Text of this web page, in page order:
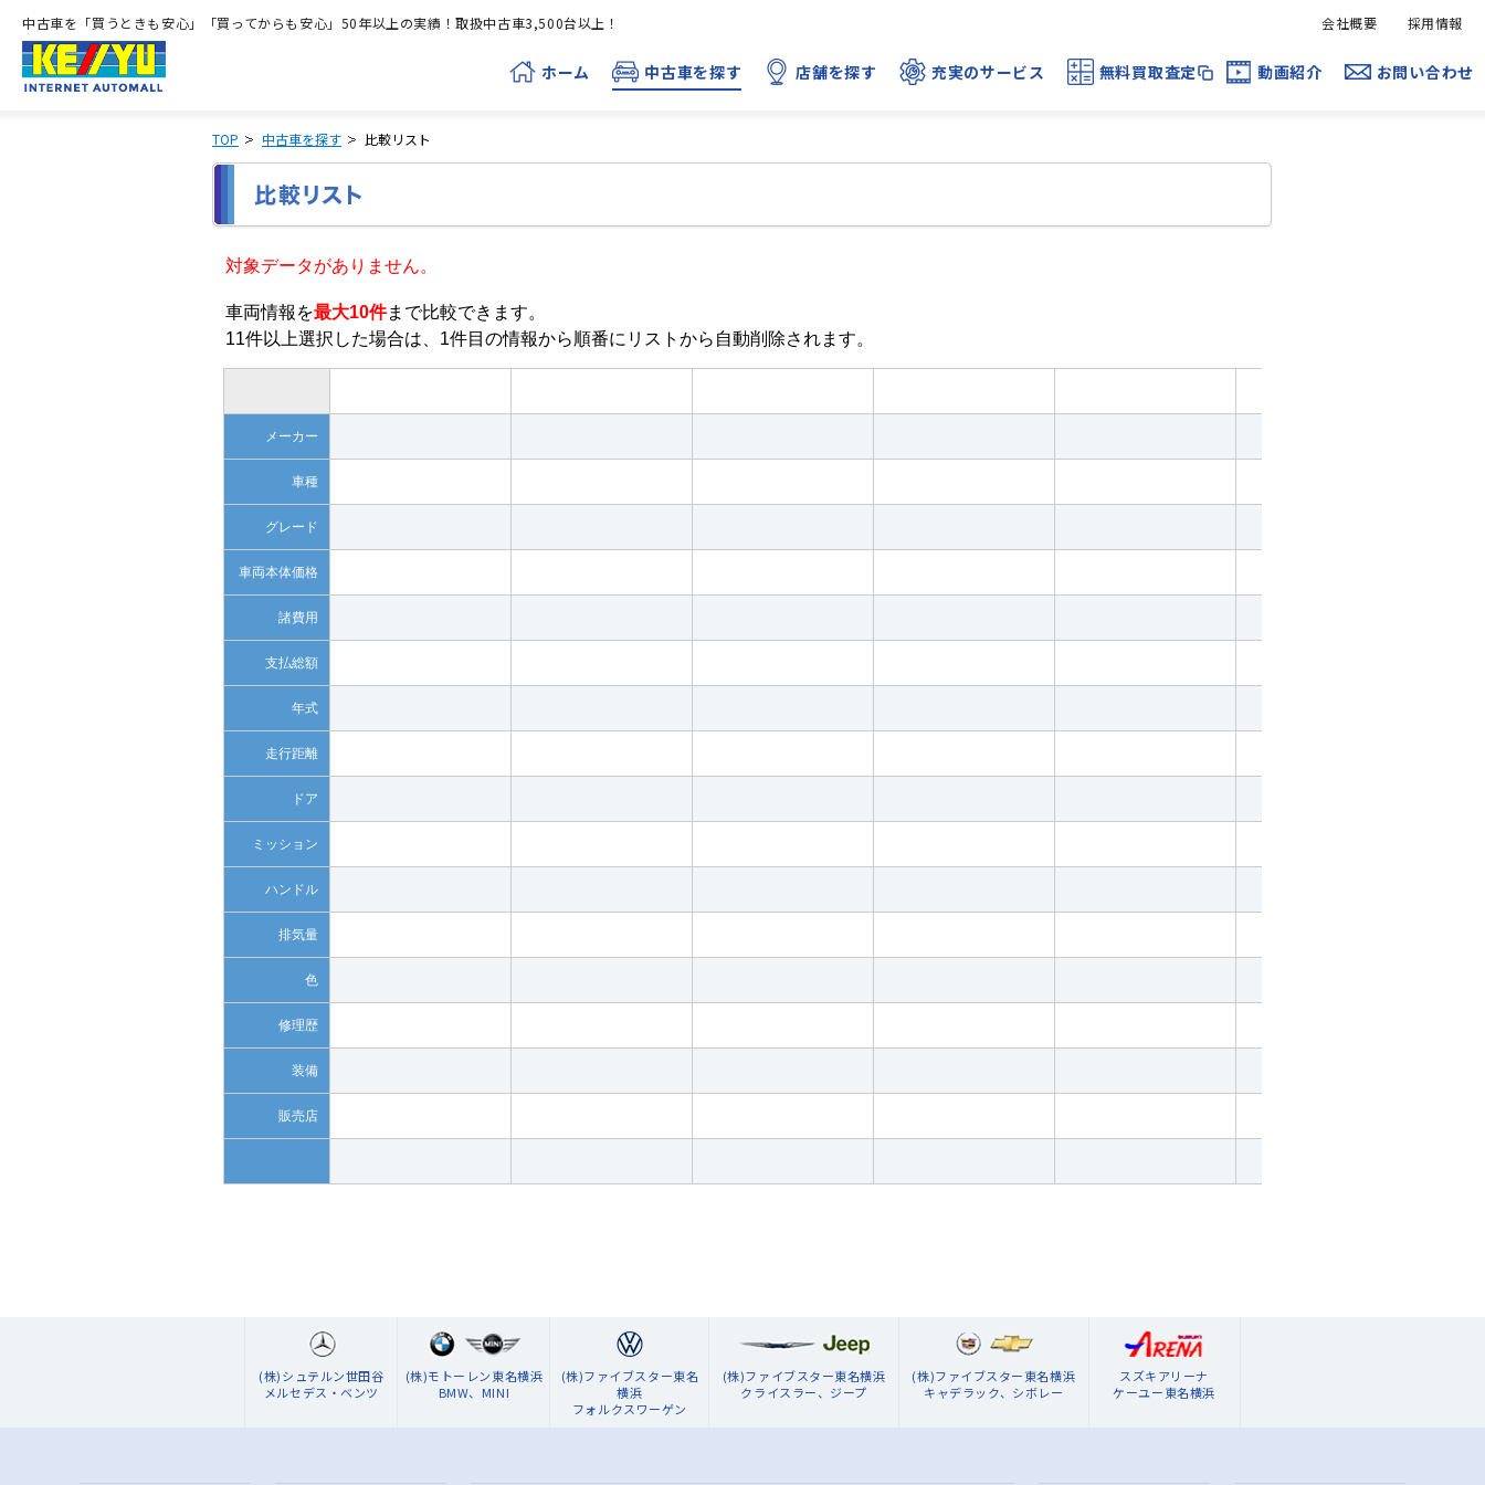
中古車を「買うときも安心」「買ってからも安心」50年以上の実績！取扱中古車3,500台以上！
ホーム 中古車を探す 店舗を探す 充実のサービス 無料買取査定 動画紹介 お問い合わせ
会社概要 採用情報
TOP 中古車を探す 比較リスト
対象データがありません。
車両情報を最大10件まで比較できます。
11件以上選択した場合は、1件目の情報から順番にリストから自動削除されます。
メーカー
車種
グレード
車両本体価格
諸費用
支払総額
年式
走行距離
ドア
ミッション
ハンドル
排気量
色
修理歴
装備
販売店
(株)シュテルン世田谷
メルセデス・ベンツ
(株)モトーレン東名横浜
BMW、MINI
(株)ファイブスター東名
横浜
フォルクスワーゲン
(株)ファイブスター東名横浜
クライスラー、ジープ
(株)ファイブスター東名横浜
キャデラック、シボレー
スズキアリーナ
ケーユー東名横浜